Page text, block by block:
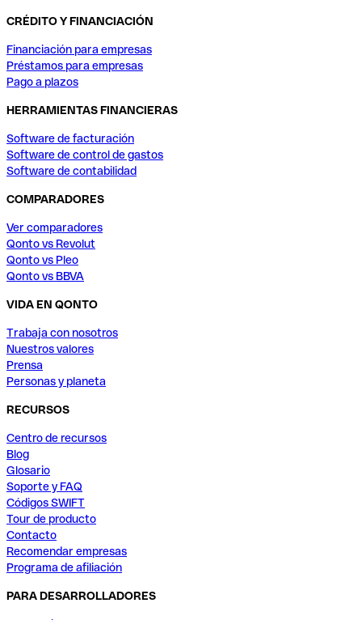
CRÉDITO Y FINANCIACIÓN
Financiación para empresas
Préstamos para empresas
Pago a plazos
HERRAMIENTAS FINANCIERAS
Software de facturación
Software de control de gastos
Software de contabilidad
COMPARADORES
Ver comparadores
Qonto vs Revolut
Qonto vs Pleo
Qonto vs BBVA
VIDA EN QONTO
Trabaja con nosotros
Nuestros valores
Prensa
Personas y planeta
RECURSOS
Centro de recursos
Blog
Glosario
Soporte y FAQ
Códigos SWIFT
Tour de producto
Contacto
Recomendar empresas
Programa de afiliación
PARA DESARROLLADORES